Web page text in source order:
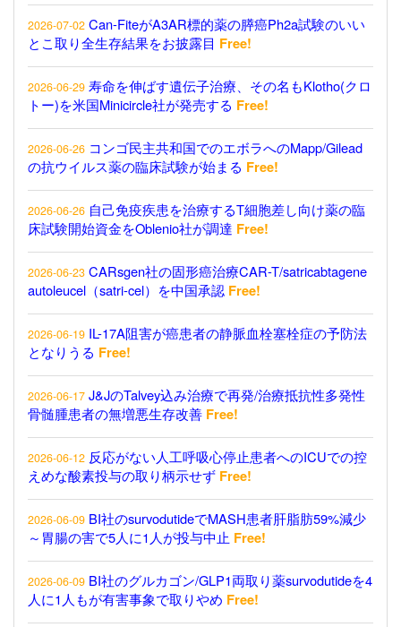
2026-07-02 Can-FiteがA3AR標的薬の膵癌Ph2a試験のいい
とこ取り全生存結果をお披露目 Free!
2026-06-29 寿命を伸ばす遺伝子治療、その名もKlotho(クロ
トー)を米国Minicircle社が発売する Free!
2026-06-26 コンゴ民主共和国でのエボラへのMapp/Gilead
の抗ウイルス薬の臨床試験が始まる Free!
2026-06-26 自己免疫疾患を治療するT細胞差し向け薬の臨
床試験開始資金をOblenio社が調達 Free!
2026-06-23 CARsgen社の固形癌治療CAR-T/satricabtagene
autoleucel（satri-cel）を中国承認 Free!
2026-06-19 IL-17A阻害が癌患者の静脈血栓塞栓症の予防法
となりうる Free!
2026-06-17 J&JのTalvey込み治療で再発/治療抵抗性多発性
骨髄腫患者の無増悪生存改善 Free!
2026-06-12 反応がない人工呼吸心停止患者へのICUでの控
えめな酸素投与の取り柄示せず Free!
2026-06-09 BI社のsurvodutideでMASH患者肝脂肪59%減少
～胃腸の害で5人に1人が投与中止 Free!
2026-06-09 BI社のグルカゴン/GLP1両取り薬survodutideを4
人に1人もが有害事象で取りやめ Free!